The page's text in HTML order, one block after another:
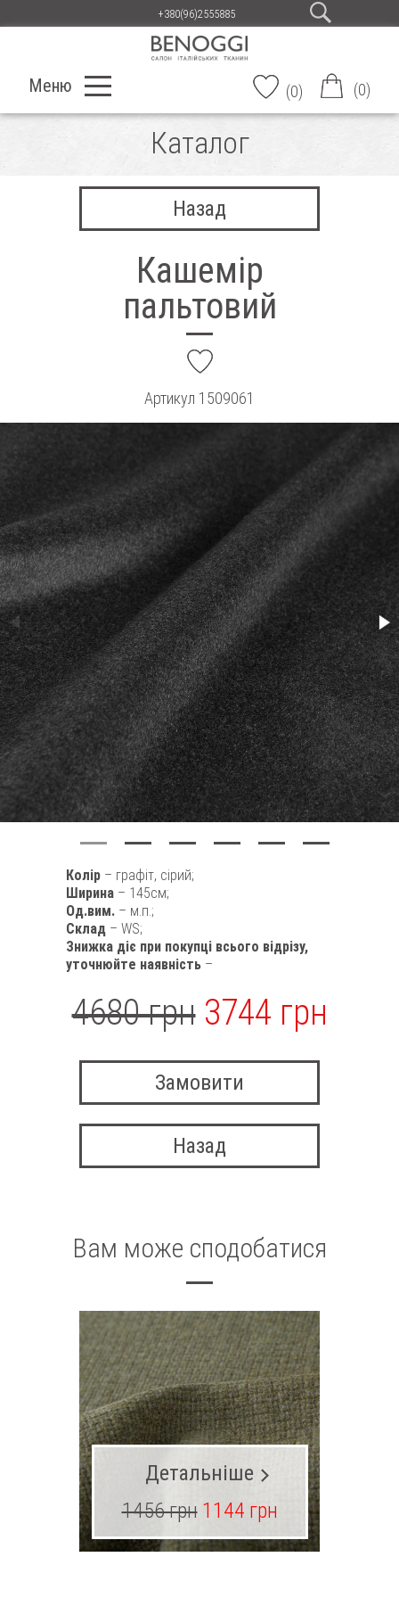
+380(96)2555885
Меню (0) (0)
Каталог
Назад
Кашемір
пальтовий
Артикул 1509061
Колір – графіт, сірий;
Ширина – 145см;
Од.вим. – м.п.;
Склад – WS;
Знижка діє при покупці всього відрізу,
уточнюйте наявність –
4680 грн 3744 грн
Замовити
Назад
Вам може сподобатися
Детальніше
1456 грн 1144 грн